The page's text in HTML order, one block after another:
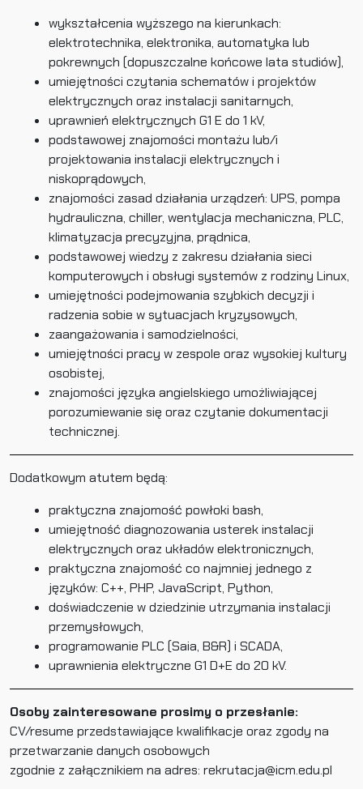
wykształcenia wyższego na kierunkach:
elektrotechnika, elektronika, automatyka lub
pokrewnych (dopuszczalne końcowe lata studiów),
umiejętności czytania schematów i projektów
elektrycznych oraz instalacji sanitarnych,
uprawnień elektrycznych G1 E do 1 kV,
podstawowej znajomości montażu lub/i
projektowania instalacji elektrycznych i
niskoprądowych,
znajomości zasad działania urządzeń: UPS, pompa
hydrauliczna, chiller, wentylacja mechaniczna, PLC,
klimatyzacja precyzyjna, prądnica,
podstawowej wiedzy z zakresu działania sieci
komputerowych i obsługi systemów z rodziny Linux,
umiejętności podejmowania szybkich decyzji i
radzenia sobie w sytuacjach kryzysowych,
zaangażowania i samodzielności,
umiejętności pracy w zespole oraz wysokiej kultury
osobistej,
znajomości języka angielskiego umożliwiającej
porozumiewanie się oraz czytanie dokumentacji
technicznej.
Dodatkowym atutem będą:
praktyczna znajomość powłoki bash,
umiejętność diagnozowania usterek instalacji
elektrycznych oraz układów elektronicznych,
praktyczna znajomość co najmniej jednego z
języków: C++, PHP, JavaScript, Python,
doświadczenie w dziedzinie utrzymania instalacji
przemysłowych,
programowanie PLC (Saia, B&R) i SCADA,
uprawnienia elektryczne G1 D+E do 20 kV.
Osoby zainteresowane prosimy o przesłanie:
CV/resume przedstawiające kwalifikacje oraz zgody na
przetwarzanie danych osobowych
zgodnie z załącznikiem na adres: rekrutacja@icm.edu.pl